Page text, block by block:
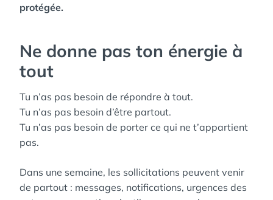
protégée.
Ne donne pas ton énergie à
tout
Tu n’as pas besoin de répondre à tout.
Tu n’as pas besoin d’être partout.
Tu n’as pas besoin de porter ce qui ne t’appartient
pas.
Dans une semaine, les sollicitations peuvent venir
de partout : messages, notifications, urgences des